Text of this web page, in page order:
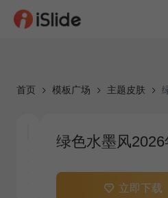
首页 模板广场 主题皮肤
绿色水墨风
立即下载